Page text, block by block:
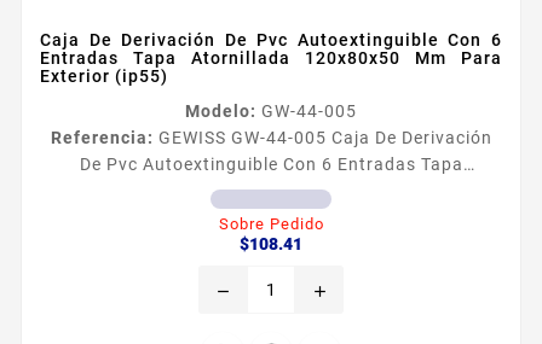
Caja De Derivación De Pvc Autoextinguible Con 6
Entradas Tapa Atornillada 120x80x50 Mm Para
Exterior (ip55)
Modelo: GW-44-005
Referencia: GEWISS GW-44-005 Caja De Derivación
De Pvc Autoextinguible Con 6 Entradas Tapa
Atornillada 120x80x50 Mm Para Exterior (ip55)
Caracteriacutesticas Generales Caja de PVC
autoextinguible libre de haloacutegenos Dimensiones
Profundidad Nuacutemero de entradas 6
Sobre Pedido
$108.41
remove add